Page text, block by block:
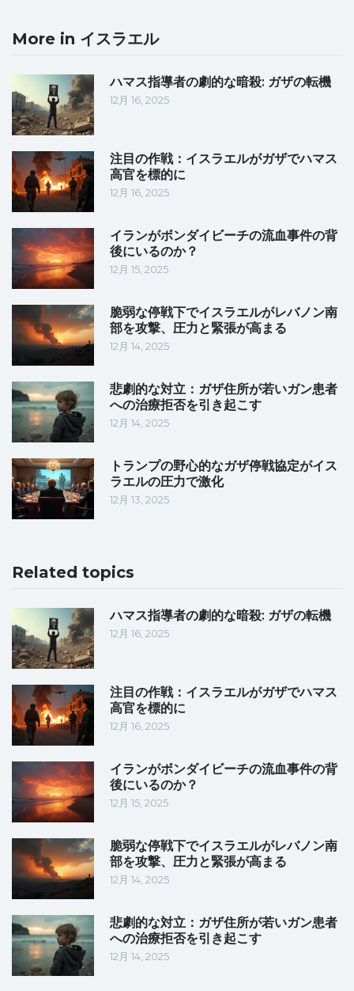
More in イスラエル
ハマス指導者の劇的な暗殺: ガザの転機
12月 16, 2025
注目の作戦：イスラエルがガザでハマス
高官を標的に
12月 16, 2025
イランがボンダイビーチの流血事件の背
後にいるのか？
12月 15, 2025
脆弱な停戦下でイスラエルがレバノン南
部を攻撃、圧力と緊張が高まる
12月 14, 2025
悲劇的な対立：ガザ住所が若いガン患者
への治療拒否を引き起こす
12月 14, 2025
トランプの野心的なガザ停戦協定がイス
ラエルの圧力で激化
12月 13, 2025
Related topics
ハマス指導者の劇的な暗殺: ガザの転機
12月 16, 2025
注目の作戦：イスラエルがガザでハマス
高官を標的に
12月 16, 2025
イランがボンダイビーチの流血事件の背
後にいるのか？
12月 15, 2025
脆弱な停戦下でイスラエルがレバノン南
部を攻撃、圧力と緊張が高まる
12月 14, 2025
悲劇的な対立：ガザ住所が若いガン患者
への治療拒否を引き起こす
12月 14, 2025